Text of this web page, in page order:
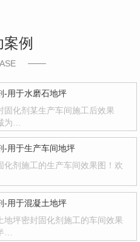
例
-用于水磨石地坪
固化剂某生产车间施工后效果
为…
-用于生产车间地坪
化剂施工的生产车间效果图！欢
-用于混凝土地坪
地坪密封固化剂施工的车间效果
…